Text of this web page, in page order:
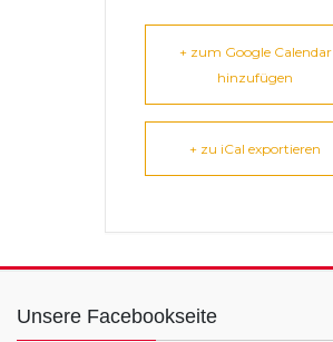
+ zum Google Calendar
hinzufügen
+ zu iCal exportieren
Unsere Facebookseite